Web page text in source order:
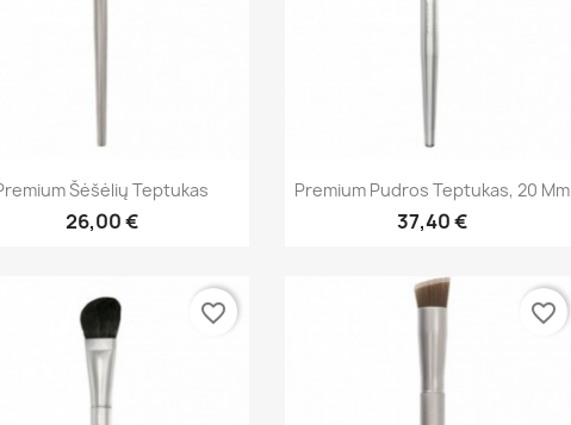
Greita peržiūra
Šėšėlių Teptukas
26,00 €
Greita peržiūra
Premium Pudros Teptukas, 20 Mm
37,40 €
favorite_border favorite_border